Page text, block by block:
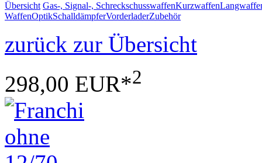
Übersicht Gas-, Signal-, SchreckschusswaffenKurzwaffen
WaffenOptikSchalldämpferVorderladerZubehör
zurück zur Übersicht
298,00 EUR*2